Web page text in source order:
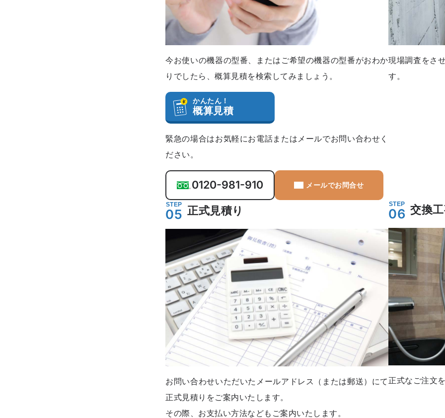
今お使いの機器の型番、またはご希望の機器の型番がおわか
りでしたら、概算見積を検索してみましょう。
かんたん！
概算見積
緊急の場合はお気軽にお電話またはメールでお問い合わせく
ださい。
0120-981-910 メールでお問合せ
現場調査をさ
す。
STEP
05 正式見積り
お問い合わせいただいたメールアドレス（または郵送）にて
正式見積りをご案内いたします。
その際、お支払い方法などもご案内いたします。
STEP
06 交換
正式なご注文